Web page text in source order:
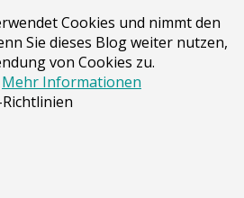
Cookies und nimmt den
Sie dieses Blog weiter nutzen,
von Cookies zu.
Mehr Informationen